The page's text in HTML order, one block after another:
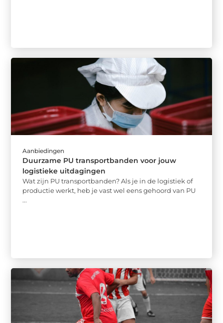
Aanbiedingen
Duurzame PU transportbanden voor jouw
logistieke uitdagingen
Wat zijn PU transportbanden? Als je in de logistiek of
productie werkt, heb je vast wel eens gehoord van PU
...